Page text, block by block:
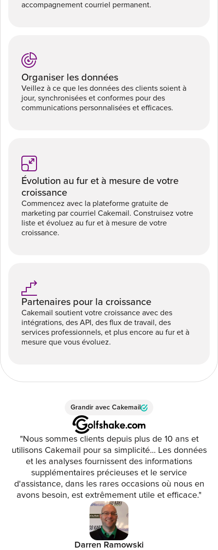
accompagnement courriel permanent.
Organiser les données
Veillez à ce que les données des clients soient à
jour, synchronisées et conformes pour des
communications personnalisées et efficaces.
Évolution au fur et à mesure de votre
croissance
Commencez avec la plateforme gratuite de
marketing par courriel Cakemail. Construisez votre
liste et évoluez au fur et à mesure de votre
croissance.
Partenaires pour la croissance
Cakemail soutient votre croissance avec des
intégrations, des API, des flux de travail, des
services professionnels, et plus encore au fur et à
mesure que vous évoluez.
Grandir avec Cakemail
"Nous sommes clients depuis plus de 10 ans et
utilisons Cakemail pour sa simplicité... Les données
et les analyses fournissent des informations
supplémentaires précieuses et le service
d'assistance, dans les rares occasions où nous en
avons besoin, est extrêmement utile et efficace."
Darren Ramowski